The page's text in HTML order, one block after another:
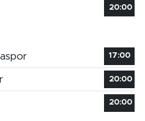
20:00
17:00
20:00
20:00